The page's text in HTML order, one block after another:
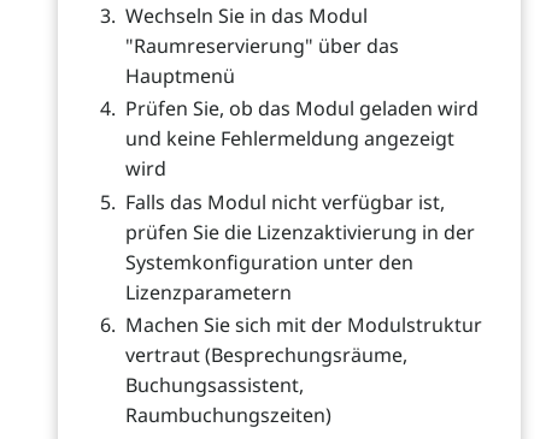
Wechseln Sie in das Modul
"Raumreservierung" über das
Hauptmenü
Prüfen Sie, ob das Modul geladen wird
und keine Fehlermeldung angezeigt
wird
Falls das Modul nicht verfügbar ist,
prüfen Sie die Lizenzaktivierung in der
Systemkonfiguration unter den
Lizenzparametern
Machen Sie sich mit der Modulstruktur
vertraut (Besprechungsräume,
Buchungsassistent,
Raumbuchungszeiten)